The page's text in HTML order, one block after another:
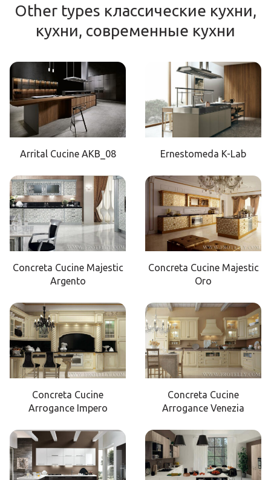
Other types классические кухни,
кухни, современные кухни
Arrital Cucine AKB_08 Ernestomeda K-Lab
Concreta Cucine Majestic
Argento
Concreta Cucine Majestic
Oro
Concreta Cucine
Arrogance Impero
Concreta Cucine
Arrogance Venezia